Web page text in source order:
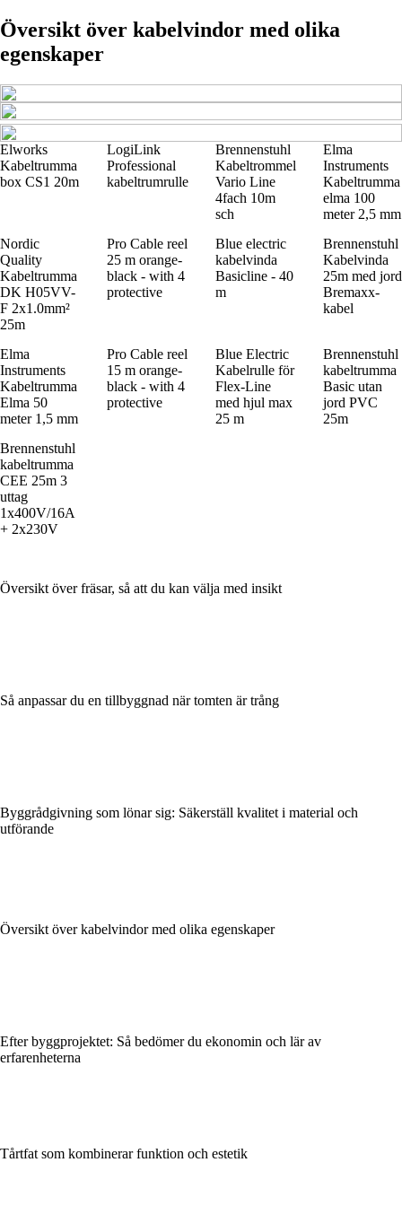
Översikt över kabelvindor med olika
egenskaper
Elworks
Kabeltrumma
box CS1 20m
LogiLink
Professional
kabeltrumrulle
Brennenstuhl
Kabeltrommel
Vario Line
4fach 10m
sch
Elma
Instruments
Kabeltrumma
elma 100
meter 2,5 mm
Nordic
Quality
Kabeltrumma
DK H05VV-
F 2x1.0mm²
25m
Pro Cable reel
25 m orange-
black - with 4
protective
Blue electric
kabelvinda
Basicline - 40
m
Brennenstuhl
Kabelvinda
25m med jord
Bremaxx-
kabel
Elma
Instruments
Kabeltrumma
Elma 50
meter 1,5 mm
Pro Cable reel
15 m orange-
black - with 4
protective
Blue Electric
Kabelrulle för
Flex-Line
med hjul max
25 m
Brennenstuhl
kabeltrumma
Basic utan
jord PVC
25m
Brennenstuhl
kabeltrumma
CEE 25m 3
uttag
1x400V/16A
+ 2x230V
Översikt över fräsar, så att du kan välja med insikt
Så anpassar du en tillbyggnad när tomten är trång
Byggrådgivning som lönar sig: Säkerställ kvalitet i material och
utförande
Översikt över kabelvindor med olika egenskaper
Efter byggprojektet: Så bedömer du ekonomin och lär av
erfarenheterna
Tårtfat som kombinerar funktion och estetik